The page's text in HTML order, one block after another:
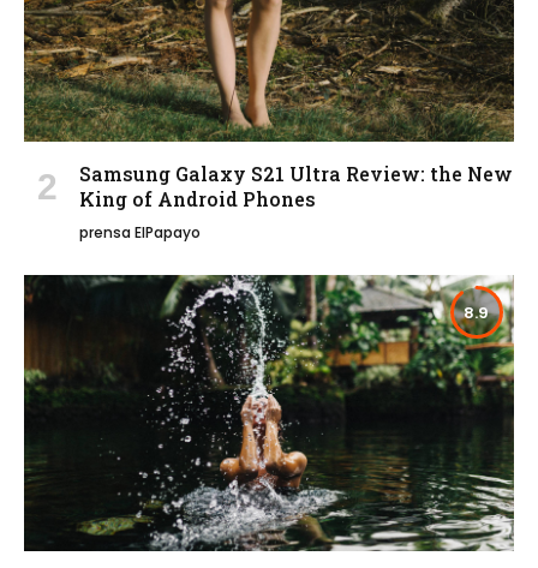
Samsung Galaxy S21 Ultra Review: the New
King of Android Phones
prensa ElPapayo
8.9